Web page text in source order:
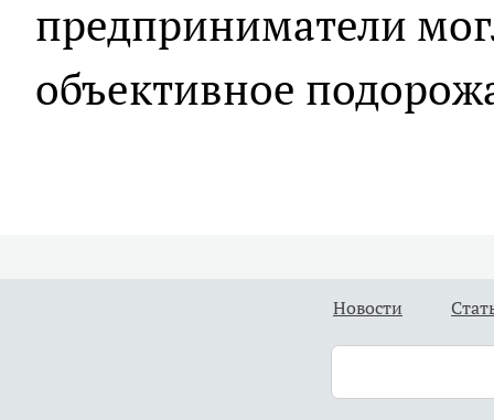
предприниматели
объективное
Новости